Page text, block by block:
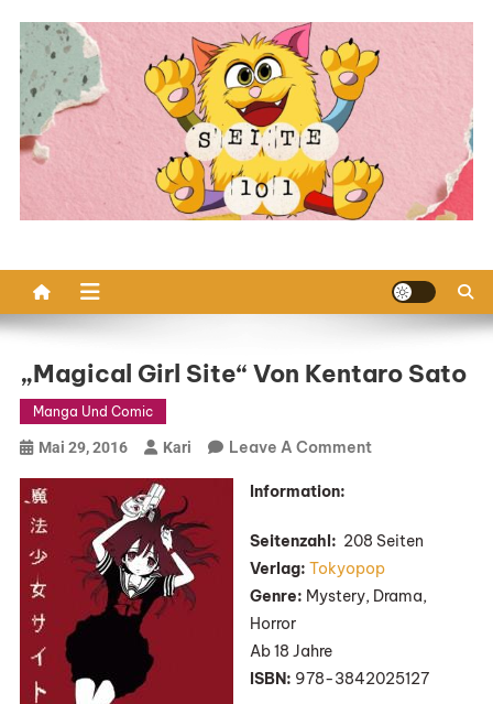
content
„Magical Girl Site“ Von Kentaro Sato
Manga Und Comic
Mai 29, 2016 Kari Leave A CommentOn
Kentaro
Information:
Seitenzahl: 208 Seiten
Verlag: Tokyopop
Genre: Mystery, Drama,
Horror
Ab 18 Jahre
ISBN: 978-3842025127